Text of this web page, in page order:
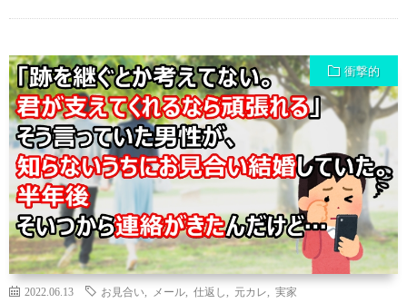
衝撃的
2022.06.13 お見合い メール 仕返し 元カレ 実家